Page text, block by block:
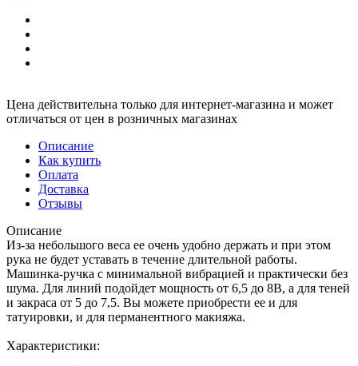
Цена действительна только для интернет-магазина и может
отличаться от цен в розничных магазинах
Описание
Как купить
Оплата
Доставка
Отзывы
Описание
Из-за небольшого веса ее очень удобно держать и при этом
рука не будет уставать в течение длительной работы.
Машинка-ручка с минимальной вибрацией и практически без
шума. Для линий подойдет мощность от 6,5 до 8В, а для теней
и закраса от 5 до 7,5. Вы можете приобрести ее и для
татуировки, и для перманентного макияжа.
Характеристики: